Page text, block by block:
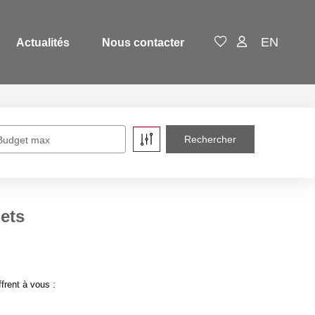
Actualités Nous contacter EN
max
à vous :